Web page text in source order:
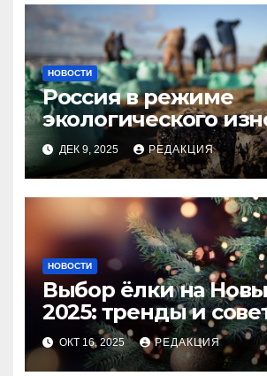
НОВОСТИ
Россия в режиме
экологического
ДЕК 9, 2025 РЕДАКЦИЯ
НОВОСТИ
Выбор ёлки на
2025: тренды и
идеального
ОКТ 16, 2025 РЕДАКЦИЯ